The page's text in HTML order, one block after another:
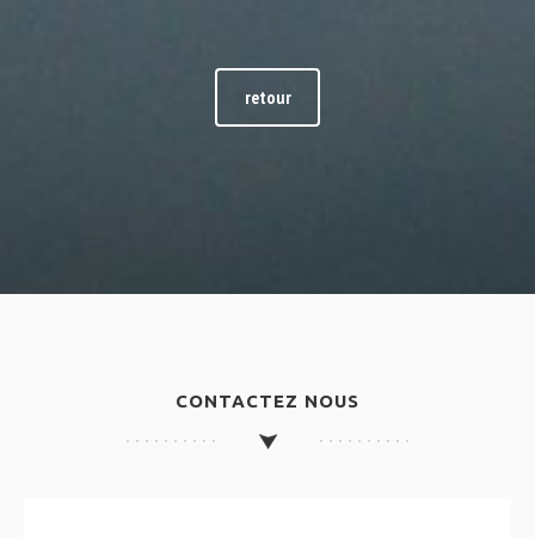
retour
CONTACTEZ NOUS